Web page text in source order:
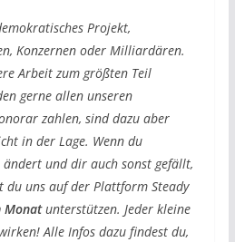
Projekt,
Konzernen oder Milliardären.
Arbeit zum größten Teil
gerne allen unseren
zahlen, sind dazu aber
in der Lage. Wenn du
ändert und dir auch sonst gefällt,
du uns auf der Plattform Steady
Monatunterstützen. Jeder kleine
Alle Infos dazu findest du,